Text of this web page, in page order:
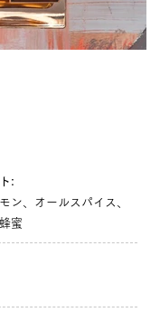
:
ン、オールスパイス、
蜜